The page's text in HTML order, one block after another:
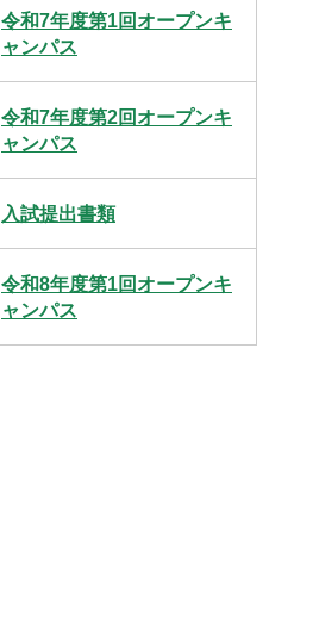
令和7年度第1回オープンキ
ャンパス
令和7年度第2回オープンキ
ャンパス
入試提出書類
令和8年度第1回オープンキ
ャンパス